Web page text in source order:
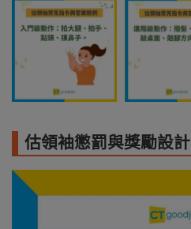
估領袖懲罰與獎勵設計